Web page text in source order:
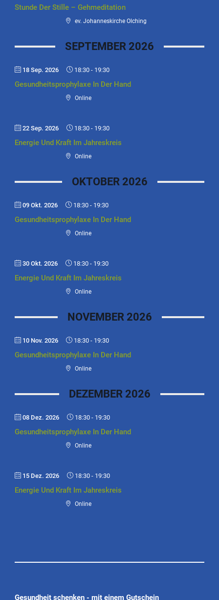
Stunde Der Stille – Gehmeditation
ev. Johanneskirche Olching
SEPTEMBER 2026
18 Sep. 2026 18:30 - 19:30
Gesundheitsprophylaxe In Der Hand
Online
22 Sep. 2026 18:30 - 19:30
Energie Und Kraft Im Jahreskreis
Online
OKTOBER 2026
09 Okt. 2026 18:30 - 19:30
Gesundheitsprophylaxe In Der Hand
Online
30 Okt. 2026 18:30 - 19:30
Energie Und Kraft Im Jahreskreis
Online
NOVEMBER 2026
10 Nov. 2026 18:30 - 19:30
Gesundheitsprophylaxe In Der Hand
Online
DEZEMBER 2026
08 Dez. 2026 18:30 - 19:30
Gesundheitsprophylaxe In Der Hand
Online
15 Dez. 2026 18:30 - 19:30
Energie Und Kraft Im Jahreskreis
Online
Gesundheit schenken - mit einem Gutschein